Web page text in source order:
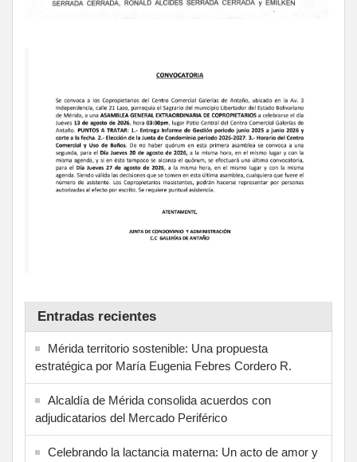
Entradas recientes
Mérida territorio sostenible: Una propuesta
estratégica por María Eugenia Febres Cordero R.
Alcaldía de Mérida consolida acuerdos con
adjudicatarios del Mercado Periférico
Celebrando la lactancia materna: Un acto de amor y